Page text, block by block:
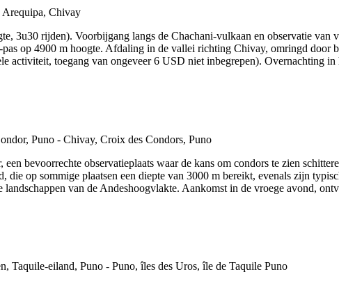
3u30 rijden). Voorbijgang langs de Chachani-vulkaan en observatie
pas op 4900 m hoogte. Afdaling in de vallei richting Chivay, omringd door
activiteit, toegang van ongeveer 6 USD niet inbegrepen). Overnachting in
bevoorrechte observatieplaats waar de kans om condors te zien
die op sommige plaatsen een diepte van 3000 m bereikt, evenals zijn
van de Andeshoogvlakte. Aankomst in de vroege avond,